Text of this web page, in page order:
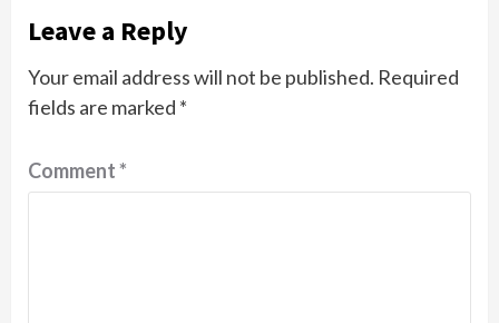
Leave a Reply
Your email address will not be published. Required
fields are marked *
Comment*